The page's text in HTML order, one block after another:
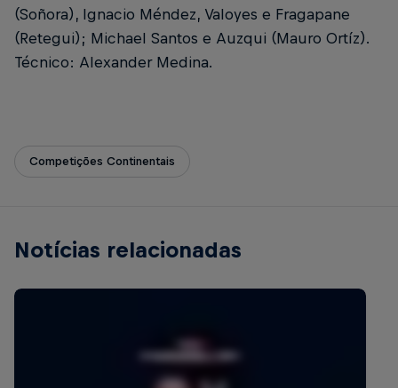
(Soñora), Ignacio Méndez, Valoyes e Fragapane
(Retegui); Michael Santos e Auzqui (Mauro Ortíz).
Técnico: Alexander Medina.
Competições Continentais
Notícias relacionadas